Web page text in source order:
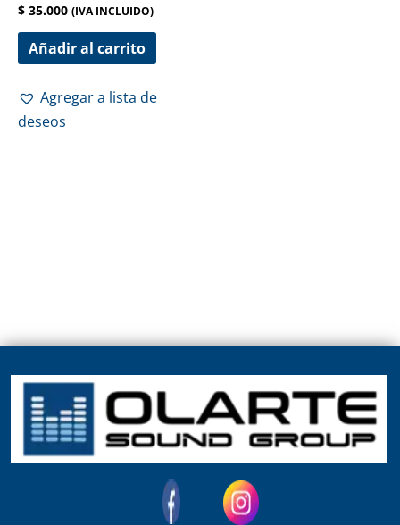
$ 35.000 (IVA INCLUIDO)
Añadir al carrito
Agregar a lista de
deseos